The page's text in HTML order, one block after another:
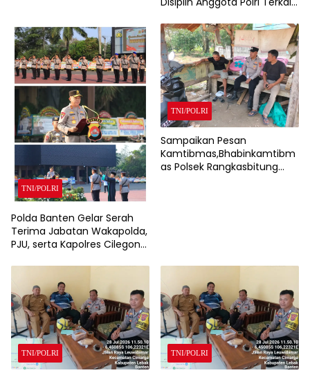
Propam Polda Banten
TNI/POLRI
Polda Banten Gelar Serah
Terima Jabatan Wakapolda,
PJU, serta Kapolres Cilegon
TNI/POLRI
Sampaikan Pesan
Kamtibmas,Bhabinkamtibm
as Polsek Rangkasbitung
TNI/POLRI TNI/POLRI